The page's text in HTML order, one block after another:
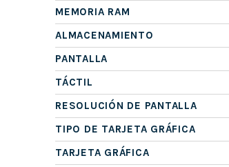
MEMORIA RAM
ALMACENAMIENTO
PANTALLA
TÁCTIL
RESOLUCIÓN DE PANTALLA
TIPO DE TARJETA GRÁFICA
TARJETA GRÁFICA